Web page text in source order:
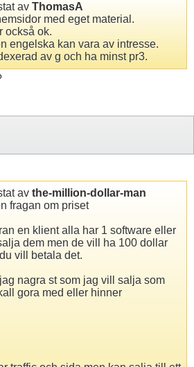
av ThomasA
med eget material.
också ok.
engelska kan vara av intresse.
av g och ha minst pr3.
av the-million-dollar-man
fragan om priset
en klient alla har 1 software eller
dem men de vill ha 100 dollar
vill betala det.
nagra st som jag vill salja som
gora med eller hinner